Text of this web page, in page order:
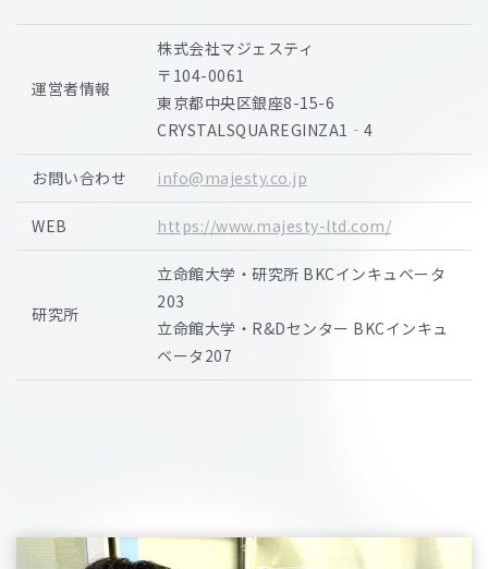
運営者情報
株式会社マジェスティ
〒104-0061
東京都中央区銀座8-15-6
CRYSTALSQUAREGINZA1‐4
お問い合わせ info@majesty.co.jp
WEB https://www.majesty-ltd.com/
研究所
立命館大学・研究所 BKCインキュベータ
203
立命館大学・R&Dセンター BKCインキュ
ベータ207